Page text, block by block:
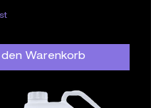
den Warenkorb